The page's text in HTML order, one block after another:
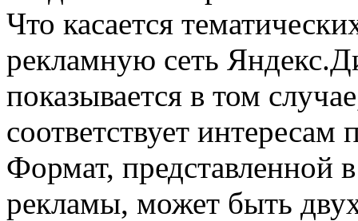
Что касается
рекламную сеть
показывается в том
соответствует интересам
Формат, представленной
рекламы, может быть